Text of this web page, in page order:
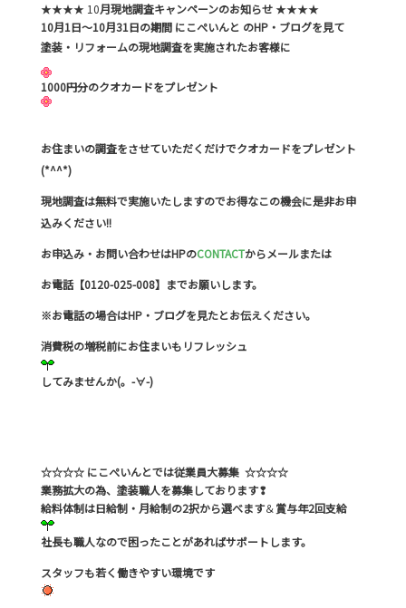
★★★★ 10月現地調査キャンペーンのお知らせ★★★★
10月1日～10月31日の期間 にこぺいんと のHP・ブログを見て
塗装・リフォームの現地調査を実施されたお客様に
1000円分のクオカードをプレゼント
お住まいの調査をさせていただくだけでクオカードをプレゼント
(*^^*)
現地調査は無料で実施いたしますのでお得なこの機会に是非お申
込みください!!
お申込み・お問い合わせはHPのCONTACTからメールまたは
お電話【0120-025-008】までお願いします。
※お電話の場合はHP・ブログを見たとお伝えください。
消費税の増税前にお住まいもリフレッシュ
してみませんか(。-∀-)
☆☆☆☆ にこぺいんとでは従業員大募集 ☆☆☆☆
業務拡大の為、塗装職人を募集しております❢
給料体制は日給制・月給制の2択から選べます＆賞与年2回支給
社長も職人なので困ったことがあればサポートします。
スタッフも若く働きやすい環境です